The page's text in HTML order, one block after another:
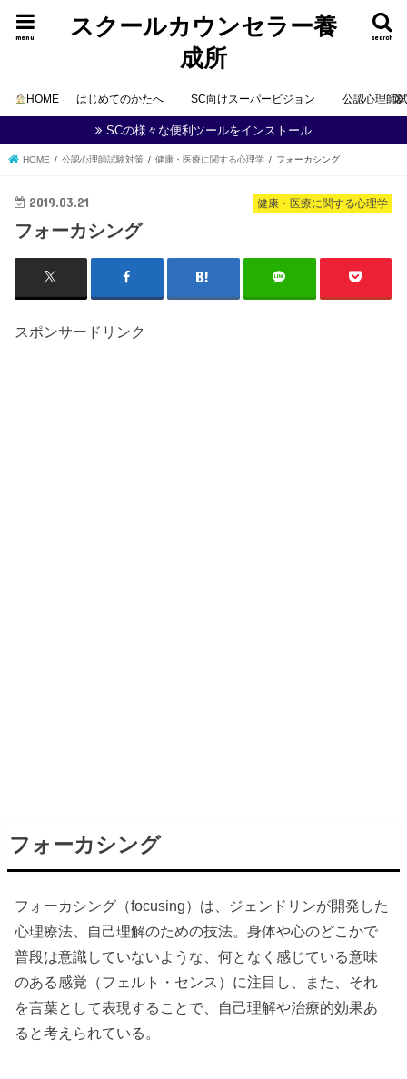
スクールカウンセラー養
成所
search
menu
HOME はじめてのかたへ SC向けスーパービジョン 公認心理師
SCの様々な便利ツールをインストール
HOME 公認心理師試験対策 健康・医療に関する心理学 フォーカシング
健康・医療に関する心理学
2019.03.21
フォーカシング
スポンサードリンク
フォーカシング
フォーカシング（focusing）は、ジェンドリンが開発した
心理療法、自己理解のための技法。身体や心のどこかで
普段は意識していないような、何となく感じている意味
のある感覚（フェルト・センス）に注目し、また、それ
を言葉として表現することで、自己理解や治療的効果あ
ると考えられている。